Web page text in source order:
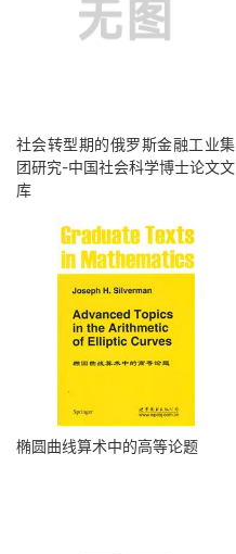
社会转型期的俄罗斯金融工业集
团研究-中国社会科学博士论文文
库
椭圆曲线算术中的高等论题